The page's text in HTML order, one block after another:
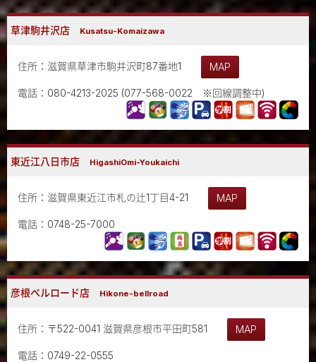
草津駒井沢店 Kusatsu-Komaizawa
住所：滋賀県草津市駒井沢町87番地1 MAP
電話：080-4213-2025 (077-568-0022 ※回線調整中)
東近江八日市店 HigashiOmi-Youkaichi
住所：滋賀県東近江市札の辻1丁目4-21 MAP
電話：0748-25-7000
彦根ベルロード店 Hikone-bellroad
住所：〒522-0041 滋賀県彦根市平田町581 MAP
電話：0749-22-0555